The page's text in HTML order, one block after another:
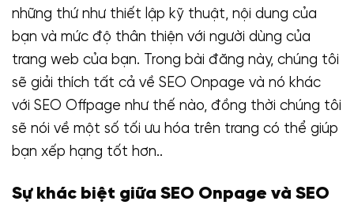
những thứ như thiết lập kỹ thuật, nội dung của
bạn và mức độ thân thiện với người dùng của
trang web của bạn. Trong bài đăng này, chúng tôi
sẽ giải thích tất cả về SEO Onpage và nó khác
với SEO Offpage như thế nào, đồng thời chúng tôi
sẽ nói về một số tối ưu hóa trên trang có thể giúp
bạn xếp hạng tốt hơn..
Sự khác biệt giữa SEO Onpage và SEO